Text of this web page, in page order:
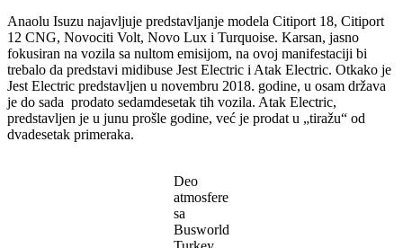
Anaolu Isuzu najavljuje predstavljanje modela Citiport 18, Citiport
12 CNG, Novociti Volt, Novo Lux i Turquoise. Karsan, jasno
fokusiran na vozila sa nultom emisijom, na ovoj manifestaciji bi
trebalo da predstavi midibuse Jest Electric i Atak Electric. Otkako je
Jest Electric predstavljen u novembru 2018. godine, u osam država
je do sada prodato sedamdesetak tih vozila. Atak Electric,
predstavljen je u junu prošle godine, već je prodat u „tiražu“ od
dvadesetak primeraka.
Deo
atmosfere
sa
Busworld